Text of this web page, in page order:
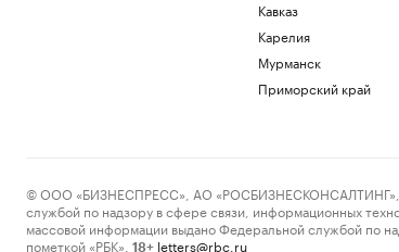
Кавказ
Карелия
Мурманск
Приморский край
© ООО «БИЗНЕСПРЕСС», АО «РОСБИЗНЕСКОНСАЛТИНГ»,
службой по надзору в сфере связи, информационных
массовой информации выдано Федеральной службой по
пометкой «РБК».
18+ letters@rbc.ru